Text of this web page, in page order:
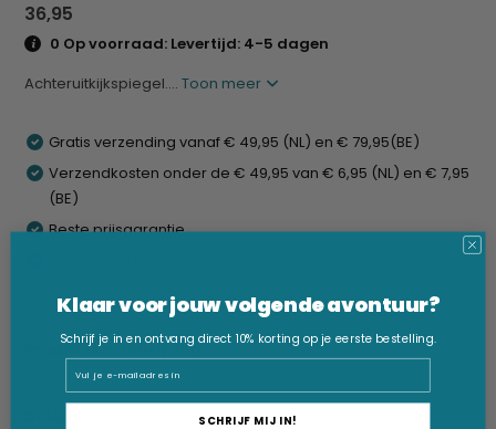
36,95
0 Op voorraad: Levertijd: 4-5 dagen
Achteruitkijkspiegel....Toon meer
Gratis verzending vanaf € 49,95 (NL) en € 79,95(BE)
Verzendkosten onder de € 49,95 van € 6,95 (NL) en € 7,95
(BE)
Beste prijsgarantie
Productomschrijving
Klaar voor jouw volgende avontuur?
Schrijf je in en ontvang direct 10% korting op je eerste bestelling.
SCHRIJF MIJ IN!